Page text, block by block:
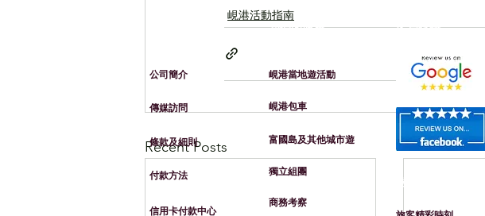
峴港活動指南
Recent Posts
​公司簡介
​​傳媒訪問
​條款及細則
​付款方法
信用卡付款中心
​我們的服務
峴港當地遊活動
峴港包車
​富國島及其他城市遊
​獨立組團
​商務考察
客戶評語
旅客留影